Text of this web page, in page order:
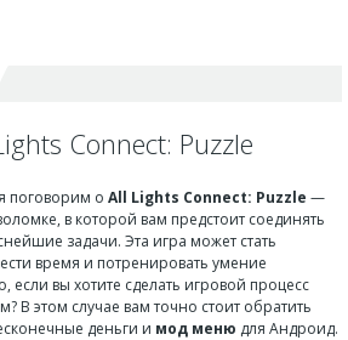
Connect: Puzzle
поговорим о All Lights Connect: Puzzle —
в которой вам предстоит соединять
задачи. Эта игра может стать
время и потренировать умение
если вы хотите сделать игровой процесс
В этом случае вам точно стоит обратить
деньги и мод меню для Андроид.